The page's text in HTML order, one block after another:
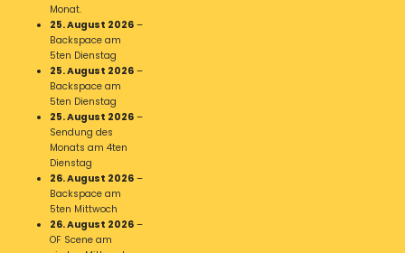
Monat.
25. August 2026 –
Backspace am
5ten Dienstag
25. August 2026 –
Backspace am
5ten Dienstag
25. August 2026 –
Sendung des
Monats am 4ten
Dienstag
26. August 2026 –
Backspace am
5ten Mittwoch
26. August 2026 –
OF Scene am